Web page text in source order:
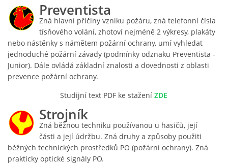
SVATÝ FLORIÁN
MODLITBA HASIČE
SH ČMS - SDH STŘÍŽOVICE
Střížovice 157, 332 07
IČO: 49183516
Preventista
Zná hlavní příčiny vzniku požáru, zná telefonní čísla
tísňového volání, zhotoví nejméně 2 výkresy, plakáty
nebo nástěnky s námětem požární ochrany, umí vyhledat
jednoduché požární závady (podmínky odznaku Preventista -
Junior). Dále ovládá základní znalosti a dovednosti z oblasti
prevence požární ochrany.
Studijní text PDF ke stažení ZDE
Strojník
Zná běžnou techniku používanou u hasičů, její
části a její údržbu. Zná druhy a způsoby použiti
běžných technických prostředků PO (požární ochrany). Zná
prakticky optické signály PO.